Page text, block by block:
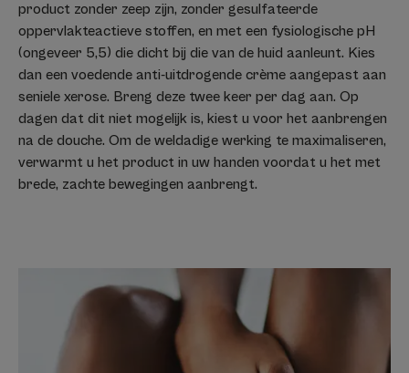
product zonder zeep zijn, zonder gesulfateerde
oppervlakteactieve stoffen, en met een fysiologische pH
(ongeveer 5,5) die dicht bij die van de huid aanleunt. Kies
dan een voedende anti-uitdrogende crème aangepast aan
seniele xerose. Breng deze twee keer per dag aan. Op
dagen dat dit niet mogelijk is, kiest u voor het aanbrengen
na de douche. Om de weldadige werking te maximaliseren,
verwarmt u het product in uw handen voordat u het met
brede, zachte bewegingen aanbrengt.